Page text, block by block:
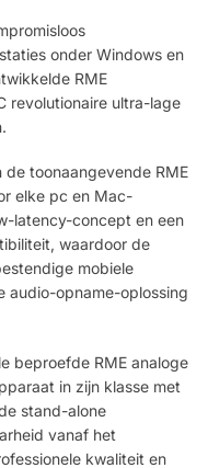
onder Windows en
RME
revolutionaire ultra-lage
toonaangevende RME
elke pc en Mac-
latency-concept en een
waardoor de
mobiele
audio-opname-oplossing
beproefde RME analoge
in zijn klasse met
stand-alone
vanaf het
kwaliteit en